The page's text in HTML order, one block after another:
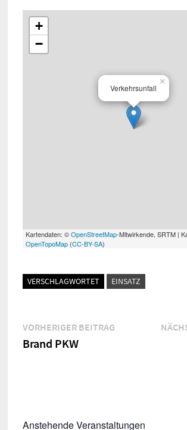
Verkehrsunfall
×
+
−
Kartendaten: ©OpenStreetMap-Mitwirkende, SRTM |
OpenTopoMap(CC-BY-SA)
VERSCHLAGWORTET EINSATZ
Beitragsnavigation
VORHERIGER BEITRAGVorheriger
Brand PKW
Anstehende Veranstaltungen